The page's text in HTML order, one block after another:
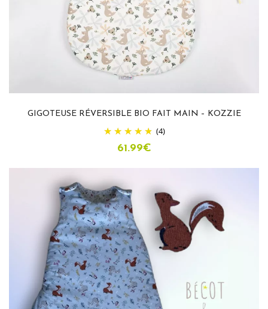
GIGOTEUSE RÉVERSIBLE BIO FAIT MAIN – KOZZIE
(4)
61.99€